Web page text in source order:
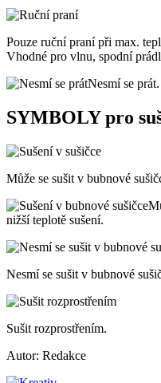
Pouze ruční praní při max.
Vhodné pro vlnu, spodní
Nesmí se prát.
SYMBOLY pro
Může se sušit v bubnové
nižší teplotě sušení.
Nesmí se sušit v bubnové
Sušit rozprostřením.
Autor: Redakce